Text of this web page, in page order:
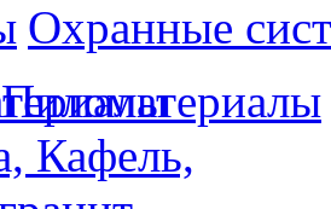
Охранные
Пиломатериалы